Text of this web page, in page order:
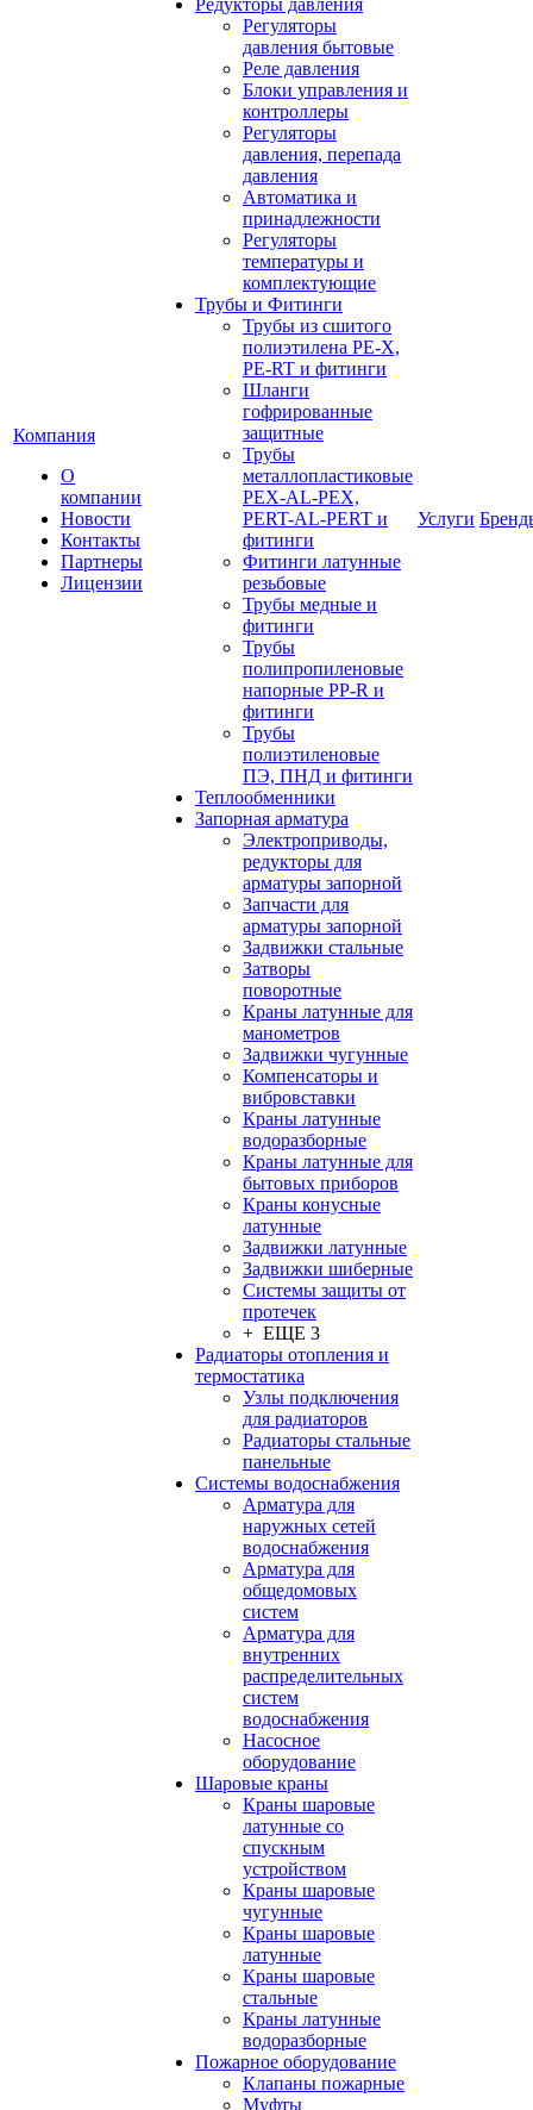
Компания
О
компании
Новости
Контакты
Партнеры
Лицензии
Редукторы давления
Регуляторы
давления бытовые
Реле давления
Блоки управления и
контроллеры
Регуляторы
давления, перепада
давления
Автоматика и
принадлежности
Регуляторы
температуры и
комплектующие
Трубы и Фитинги
Трубы из сшитого
полиэтилена PE-X,
PE-RT и фитинги
Шланги
гофрированные
защитные
Трубы
металлопластиковые
PEX-AL-PEX,
PERT-AL-PERT и
фитинги
Фитинги латунные
резьбовые
Трубы медные и
фитинги
Трубы
полипропиленовые
напорные PP-R и
фитинги
Трубы
полиэтиленовые
ПЭ, ПНД и фитинги
Теплообменники
Запорная арматура
Электроприводы,
редукторы для
арматуры запорной
Запчасти для
арматуры запорной
Задвижки стальные
Затворы
поворотные
Краны латунные для
манометров
Задвижки чугунные
Компенсаторы и
вибровставки
Краны латунные
водоразборные
Краны латунные для
бытовых приборов
Краны конусные
латунные
Задвижки латунные
Задвижки шиберные
Системы защиты от
протечек
+ ЕЩЕ 3
Радиаторы отопления и
термостатика
Узлы подключения
для радиаторов
Радиаторы стальные
панельные
Системы водоснабжения
Арматура для
наружных сетей
водоснабжения
Арматура для
общедомовых
систем
Арматура для
внутренних
распределительных
систем
водоснабжения
Насосное
оборудование
Шаровые краны
Краны шаровые
латунные со
спускным
устройством
Краны шаровые
чугунные
Краны шаровые
латунные
Краны шаровые
стальные
Краны латунные
водоразборные
Пожарное оборудование
Клапаны пожарные
Муфты
Услуги